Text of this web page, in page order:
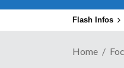
Flash Infos
Home